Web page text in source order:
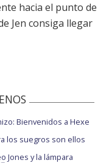
hacia el punto de
Jen consiga llegar
Bienvenidos a Hexe
los suegros son ellos
Jones y la lámpara